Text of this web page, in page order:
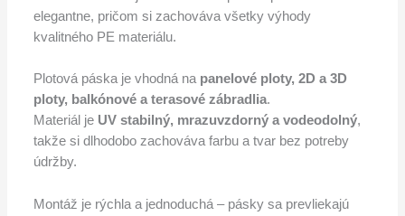
elegantne, pričom si zachováva všetky výhody
kvalitného PE materiálu.
Plotová páska je vhodná na panelové ploty, 2D a 3D
ploty, balkónové a terasové zábradlia.
Materiál je UV stabilný, mrazuvzdorný a vodeodolný,
takže si dlhodobo zachováva farbu a tvar bez potreby
údržby.
Montáž je rýchla a jednoduchá – pásky sa prevliekajú